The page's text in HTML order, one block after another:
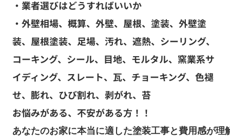
・業者選びはどうすればいいか
・外壁相場、概算、外壁、屋根、塗装、外壁塗
装、屋根塗装、足場、汚れ、遮熱、シーリング、
コーキング、シール、目地、モルタル、窯業系サ
イディング、スレート、瓦、チョーキング、色褪
せ、膨れ、ひび割れ、剥がれ、苔
お悩みがある、不安がある方！！
あなたのお家に本当に適した塗装工事と費用感が理